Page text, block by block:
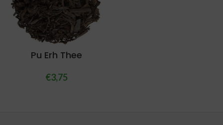
Pu Erh Thee
€3,75